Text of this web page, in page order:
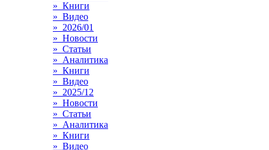
» Книги
» Видео
» 2026/01
» Новости
» Статьи
» Аналитика
» Книги
» Видео
» 2025/12
» Новости
» Статьи
» Аналитика
» Книги
» Видео